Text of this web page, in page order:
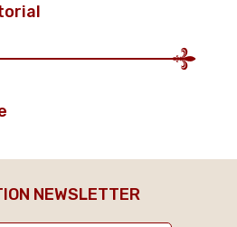
NEWSLETTER